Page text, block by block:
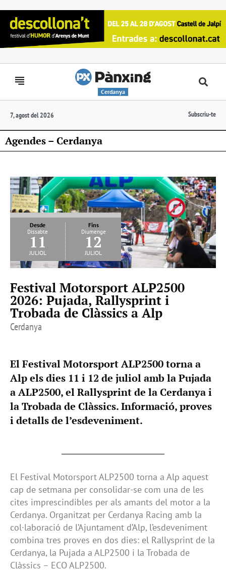
Cerdanya
7, agost del 2026 Subscriu-te
Agendes – Cerdanya
Desde
Dissabte
11
juliol
Fins
Diumenge
12
juliol
Festival Motorsport ALP2500
2026: Pujada, Rallysprint i
Trobada de Clàssics a Alp
Cerdanya
El Festival Motorsport ALP2500 torna a
Alp els dies 11 i 12 de juliol amb la Pujada
a ALP2500, el Rallysprint de la Cerdanya i
la Trobada de Clàssics. Informació, proves
i detalls de l’esdeveniment.
El Festival Motorsport ALP2500 torna a Alp aquest
cap de setmana per consolidar-se com una de les
cites imprescindibles per als amants del motor a la
Cerdanya. Organitzat per Cerdanya Racing amb la
col·laboració de l’Ajuntament d’Alp, l’esdeveniment
combina tres proves en dos dies: el Rallysprint de la
Cerdanya, la Pujada a ALP2500 i la Trobada de
Clàssics – ECO ALP2500.